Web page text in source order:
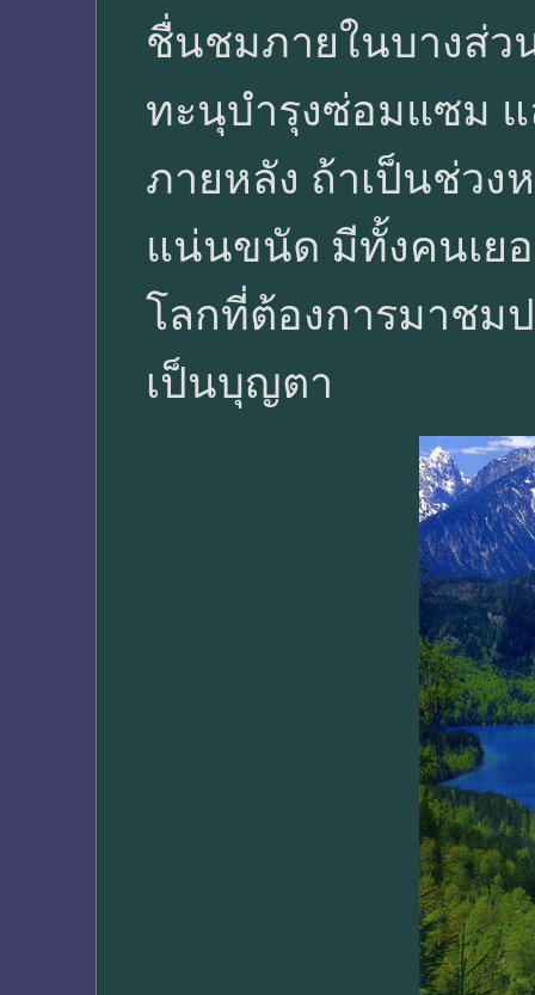
ชื่นชมภายในบางส่ว
ทะนุบำรุงซ่อมแซม
ภายหลัง ถ้าเป็นช่วง
แน่นขนัด มีทั้งคนเย
โลกที่ต้องการมาชม
เป็นบุญตา